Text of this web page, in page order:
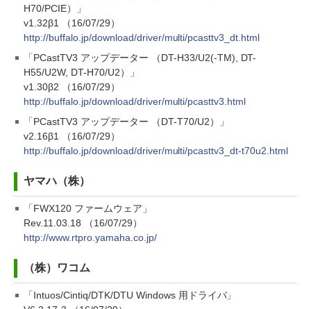
H70/PCIE）」
v1.32β1 （16/07/29）
http://buffalo.jp/download/driver/multi/pcasttv3_dt.html
「PCastTV3 アップデーター （DT-H33/U2(-TM), DT-
H55/U2W, DT-H70/U2）」
v1.30β2 （16/07/29）
http://buffalo.jp/download/driver/multi/pcasttv3.html
「PCastTV3 アップデーター （DT-T70/U2）」
v2.16β1 （16/07/29）
http://buffalo.jp/download/driver/multi/pcasttv3_dt-t70u2.html
ヤマハ（株）
「FWX120 ファームウェア」
Rev.11.03.18 （16/07/29）
http://www.rtpro.yamaha.co.jp/
（株）ワコム
「Intuos/Cintiq/DTK/DTU Windows 用ドライバ」